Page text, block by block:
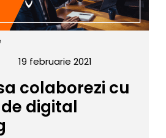
19 februarie 2021
colaborezi cu
digital